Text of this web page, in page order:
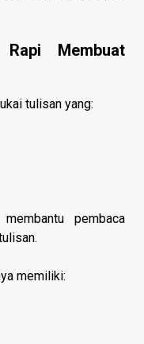
Membuat
tulisan yang:
pembaca
memiliki: